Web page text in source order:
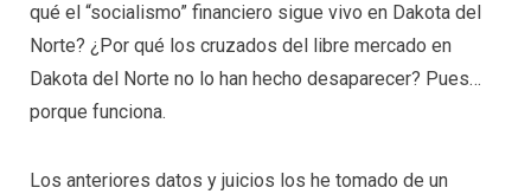
qué el “socialismo” financiero sigue vivo en Dakota del
Norte? ¿Por qué los cruzados del libre mercado en
Dakota del Norte no lo han hecho desaparecer? Pues…
porque funciona.
Los anteriores datos y juicios los he tomado de un